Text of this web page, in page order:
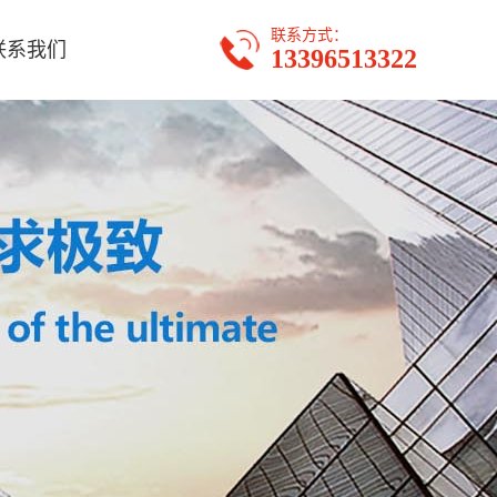
系我们
联系方式：
13396513322